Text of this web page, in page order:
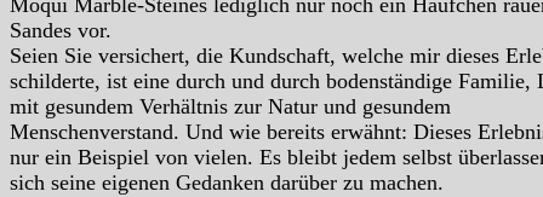
Moqui Marble-Steines lediglich nur noch ein Häufchen
Sandes vor.
Seien Sie versichert, die Kundschaft, welche mir dieses
schilderte, ist eine durch und durch bodenständige Familie,
mit gesundem Verhältnis zur Natur und gesundem
Menschenverstand. Und wie bereits erwähnt: Dieses
nur ein Beispiel von vielen. Es bleibt jedem selbst
sich seine eigenen Gedanken darüber zu machen.